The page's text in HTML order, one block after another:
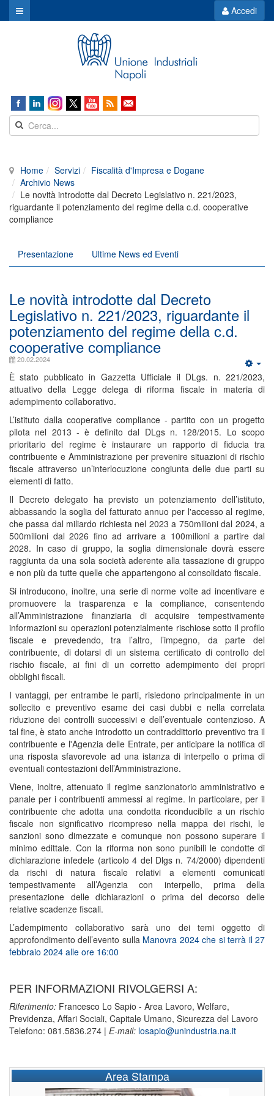
Accedi
Home Servizi
Fiscalità d'Impresa e Dogane
Archivio News
Le novità introdotte dal Decreto Legislativo n. 221/2023,
riguardante il potenziamento del regime della c.d. cooperative
compliance
Presentazione Ultime News ed Eventi
Le novità introdotte dal Decreto
Legislativo n. 221/2023, riguardante il
potenziamento del regime della c.d.
cooperative compliance
20.02.2024
È stato pubblicato in Gazzetta Ufficiale il DLgs. n. 221/2023,
attuativo della Legge delega di riforma fiscale in materia di
adempimento collaborativo.
L’istituto dalla cooperative compliance - partito con un progetto
pilota nel 2013 - è definito dal DLgs n. 128/2015. Lo scopo
prioritario del regime è instaurare un rapporto di fiducia tra
contribuente e Amministrazione per prevenire situazioni di rischio
fiscale attraverso un’interlocuzione congiunta delle due parti su
elementi di fatto.
Il Decreto delegato ha previsto un potenziamento dell’istituto,
abbassando la soglia del fatturato annuo per l'accesso al regime,
che passa dal miliardo richiesta nel 2023 a 750milioni dal 2024, a
500milioni dal 2026 fino ad arrivare a 100milioni a partire dal
2028. In caso di gruppo, la soglia dimensionale dovrà essere
raggiunta da una sola società aderente alla tassazione di gruppo
e non più da tutte quelle che appartengono al consolidato fiscale.
Si introducono, inoltre, una serie di norme volte ad incentivare e
promuovere la trasparenza e la compliance, consentendo
all’Amministrazione finanziaria di acquisire tempestivamente
informazioni su operazioni potenzialmente rischiose sotto il profilo
fiscale e prevedendo, tra l’altro, l’impegno, da parte del
contribuente, di dotarsi di un sistema certificato di controllo del
rischio fiscale, ai fini di un corretto adempimento dei propri
obblighi fiscali.
I vantaggi, per entrambe le parti, risiedono principalmente in un
sollecito e preventivo esame dei casi dubbi e nella correlata
riduzione dei controlli successivi e dell’eventuale contenzioso. A
tal fine, è stato anche introdotto un contraddittorio preventivo tra il
contribuente e l'Agenzia delle Entrate, per anticipare la notifica di
una risposta sfavorevole ad una istanza di interpello o prima di
eventuali contestazioni dell’Amministrazione.
Viene, inoltre, attenuato il regime sanzionatorio amministrativo e
panale per i contribuenti ammessi al regime. In particolare, per il
contribuente che adotta una condotta riconducibile a un rischio
fiscale non significativo ricompreso nella mappa dei rischi, le
sanzioni sono dimezzate e comunque non possono superare il
minimo edittale. Con la riforma non sono punibili le condotte di
dichiarazione infedele (articolo 4 del Dlgs n. 74/2000) dipendenti
da rischi di natura fiscale relativi a elementi comunicati
tempestivamente all’Agenzia con interpello, prima della
presentazione delle dichiarazioni o prima del decorso delle
relative scadenze fiscali.
L’adempimento collaborativo sarà uno dei temi oggetto di
approfondimento dell’evento sulla Manovra 2024 che si terrà il 27
febbraio 2024 alle ore 16:00
PER INFORMAZIONI RIVOLGERSI A:
Riferimento: Francesco Lo Sapio - Area Lavoro, Welfare,
Previdenza, Affari Sociali, Capitale Umano, Sicurezza del Lavoro
Telefono: 081.5836.274 | E-mail: losapio@unindustria.na.it
Area Stampa